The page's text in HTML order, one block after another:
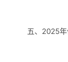
五、2025年